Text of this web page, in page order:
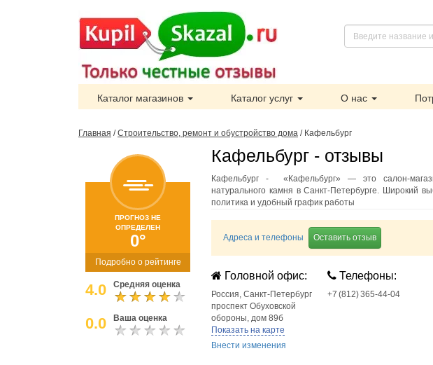
Каталог магазинов Каталог услуг О нас
Главная /Строительство, ремонт и обустройство дома / Кафельбург
ПРОГНОЗ НЕ
ОПРЕДЕЛЕН
0°
Подробно о рейтинге
4.0 Средняя оценка
0.0 Ваша оценка
Кафельбург - отзывы
Кафельбург - «Кафельбург» — это
натурального камня в Санкт‑Петербурге. Широкий
политика и удобный график работы
Адреса и телефоны Оставить отзыв
Головной офис:
Россия, Санкт-Петербург
проспект Обуховской
обороны, дом 89б
Показать на карте
Внести изменения
Телефоны:
+7 (812) 365‑44‑04